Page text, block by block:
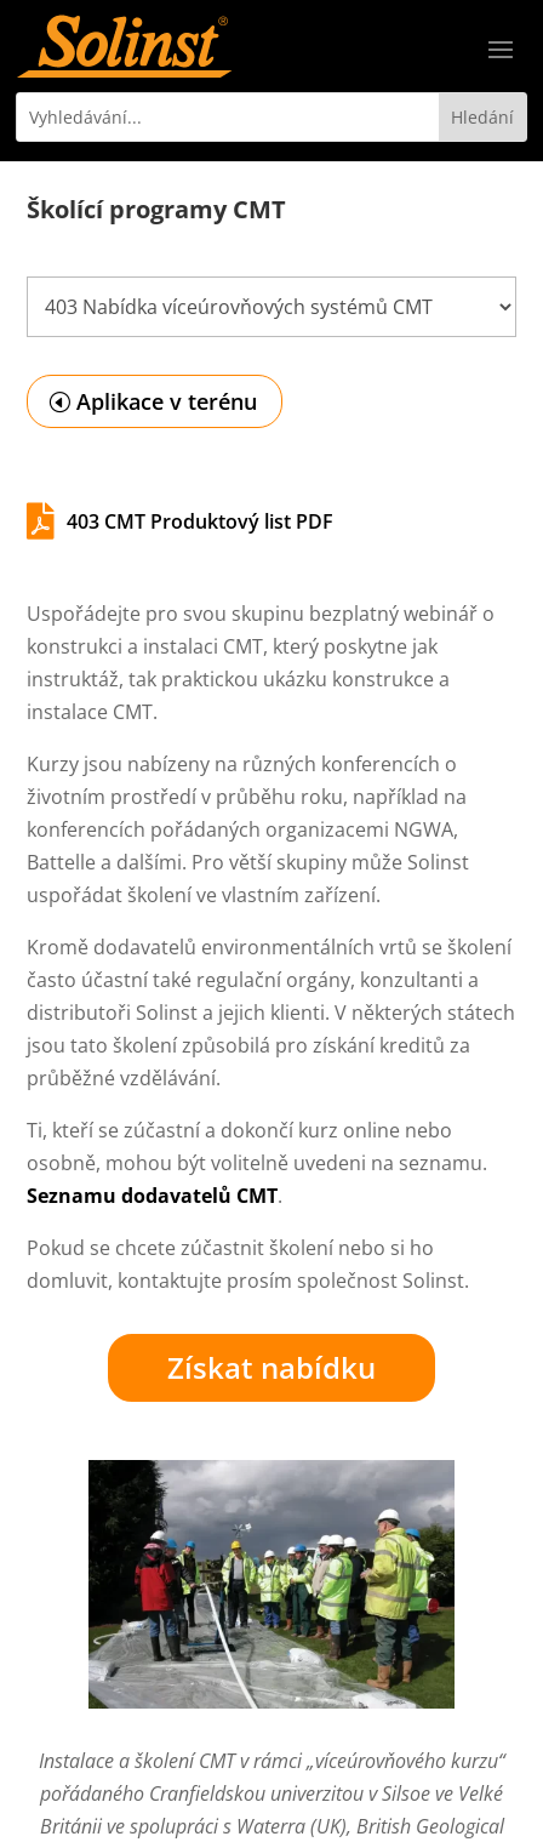
Školící programy CMT
Aplikace v terénu
 403 CMT Produktový list PDF
Uspořádejte pro svou skupinu bezplatný webinář o
konstrukci a instalaci CMT, který poskytne jak
instruktáž, tak praktickou ukázku konstrukce a
instalace CMT.
Kurzy jsou nabízeny na různých konferencích o
životním prostředí v průběhu roku, například na
konferencích pořádaných organizacemi NGWA,
Battelle a dalšími. Pro větší skupiny může Solinst
uspořádat školení ve vlastním zařízení.
Kromě dodavatelů environmentálních vrtů se školení
často účastní také regulační orgány, konzultanti a
distributoři Solinst a jejich klienti. V některých státech
jsou tato školení způsobilá pro získání kreditů za
průběžné vzdělávání.
Ti, kteří se zúčastní a dokončí kurz online nebo
osobně, mohou být volitelně uvedeni na seznamu.
Seznamu dodavatelů CMT.
Pokud se chcete zúčastnit školení nebo si ho
domluvit, kontaktujte prosím společnost Solinst.
Získat nabídku
Instalace a školení CMT v rámci „víceúrovňového kurzu“
pořádaného Cranfieldskou univerzitou v Silsoe ve Velké
Británii ve spolupráci s Waterra (UK), British Geological